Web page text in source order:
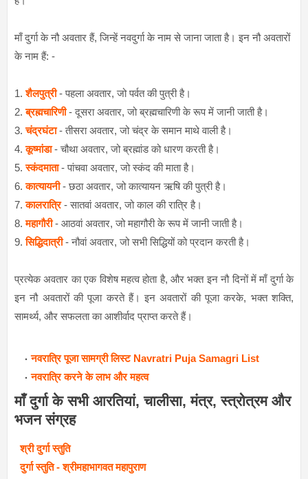
माँ दुर्गा के नौ अवतार हैं, जिन्हें नवदुर्गा के नाम से जाना जाता है। इन नौ अवतारों
के नाम हैं: -
1.शैलपुत्री- पहला अवतार, जो पर्वत की पुत्री है।
2.ब्रह्मचारिणी- दूसरा अवतार, जो ब्रह्मचारिणी के रूप में जानी जाती है।
3.चंद्रघंटा- तीसरा अवतार, जो चंद्र के समान माथे वाली है।
4.कूष्मांडा- चौथा अवतार, जो ब्रह्मांड को धारण करती है।
5.स्कंदमाता- पांचवा अवतार, जो स्कंद की माता है।
6.कात्यायनी- छठा अवतार, जो कात्यायन ऋषि की पुत्री है।
7.कालरात्रि- सातवां अवतार, जो काल की रात्रि है।
8.महागौरी- आठवां अवतार, जो महागौरी के रूप में जानी जाती है।
9.सिद्धिदात्री- नौवां अवतार, जो सभी सिद्धियों को प्रदान करती है।
प्रत्येक अवतार का एक विशेष महत्व होता है, और भक्त इन नौ दिनों में माँ दुर्गा के
इन नौ अवतारों की पूजा करते हैं। इन अवतारों की पूजा करके, भक्त शक्ति,
सामर्थ्य, और सफलता का आशीर्वाद प्राप्त करते हैं।
नवरात्रि पूजा सामग्री लिस्ट Navratri Puja Samagri List
नवरात्रि करने के लाभ और महत्व
माँ दुर्गा के सभी आरतियां, चालीसा, मंत्र, स्त्रोत्रम और
भजन संग्रह
श्री दुर्गा स्तुति
दुर्गा स्तुति - श्रीमहाभागवत महापुराण